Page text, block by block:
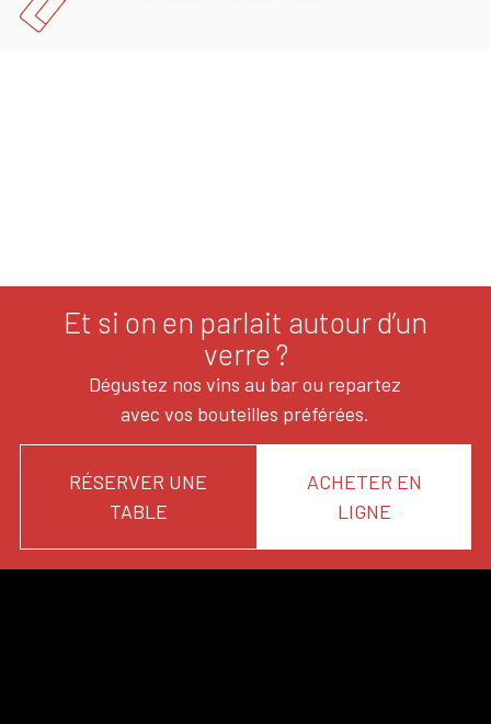
Et si on en parlait autour d’un
verre ?
Dégustez nos vins au bar ou repartez
avec vos bouteilles préférées.
RÉSERVER UNE
TABLE
ACHETER EN
LIGNE